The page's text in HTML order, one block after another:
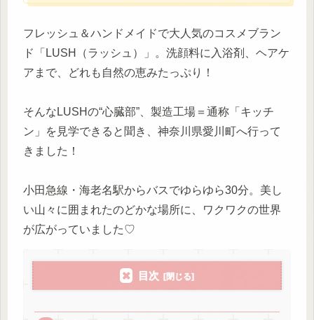
フレッシュ＆ハンドメイドで大人気のコスメブラン
ド「LUSH（ラッシュ）」。洗顔料に入浴剤、ヘアケ
アまで、どれも自然の恵みたっぷり！
そんなLUSHの“心臓部”、製造工場＝通称「キッチ
ン」を見学できると聞き、神奈川県愛川町へ行って
きました！
小田急線・海老名駅からバスでゆらゆら30分。美し
い山々に囲まれたのどかな場所に、ワクワクの世界
が広がっていました♡
目次